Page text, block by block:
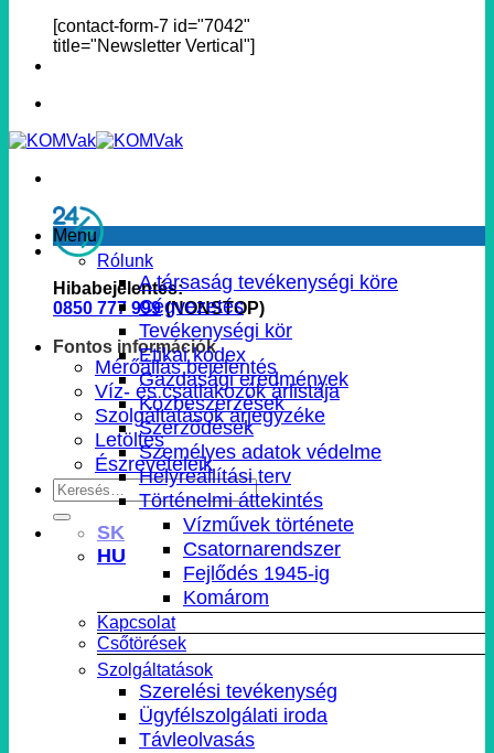
[contact-form-7 id="7042"
title="Newsletter Vertical"]
Hibabejelentés:
0850 777 999(NONSTOP)
Fontos információk
Mérőállás bejelentés
Víz- és csatlakozók árlistája
Szolgáltatások árjegyzéke
Letöltés
Észrevételeik
SK
HU
Menu
Rólunk
A társaság tevékenységi köre
Cégvezetés
Tevékenységi kör
Etikai kódex
Gazdasági eredmények
Közbeszerzések
Szerződések
Személyes adatok védelme
Helyreállítási terv
Történelmi áttekintés
Vízművek története
Csatornarendszer
Fejlődés 1945-ig
Komárom
Kapcsolat
Csőtörések
Szolgáltatások
Szerelési tevékenység
Ügyfélszolgálati iroda
Távleolvasás